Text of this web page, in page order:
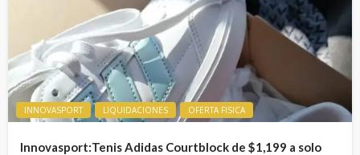
INNOVASPORT LIQUIDACIONES OFERTA FISICA
Innovasport:Tenis Adidas Courtblock de $1,199 a solo